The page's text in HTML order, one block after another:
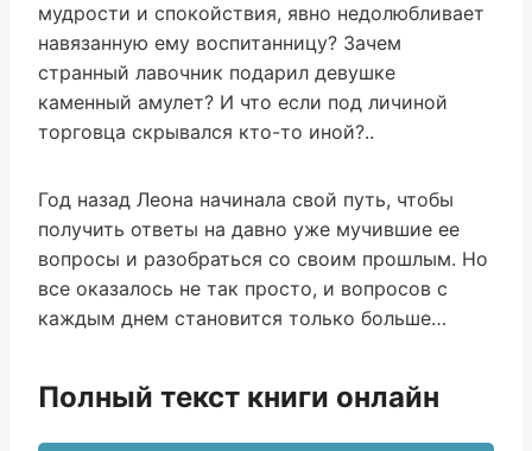
мудрости и спокойствия, явно недолюбливает
навязанную ему воспитанницу? Зачем
странный лавочник подарил девушке
каменный амулет? И что если под личиной
торговца скрывался кто-то иной?..
Год назад Леона начинала свой путь, чтобы
получить ответы на давно уже мучившие ее
вопросы и разобраться со своим прошлым. Но
все оказалось не так просто, и вопросов с
каждым днем становится только больше…
Полный текст книги онлайн